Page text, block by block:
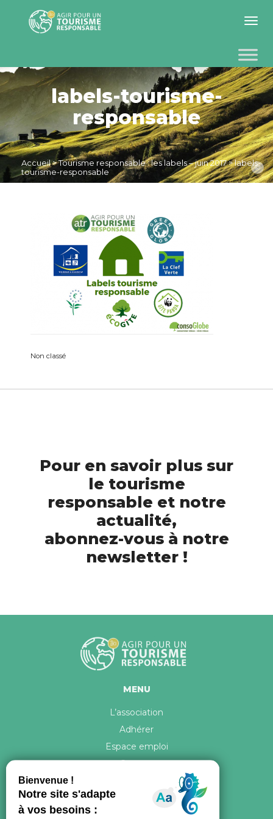
Toggle
labels-tourisme-
responsable
Accueil>Tourisme responsable : les labels – juin 2017>labels-
tourisme-responsable
©
Non classé
Pour en savoir plus sur
le tourisme
responsable et notre
actualité,
abonnez-vous à notre
newsletter !
MENU
L’association
Adhérer
Espace emploi
Contact